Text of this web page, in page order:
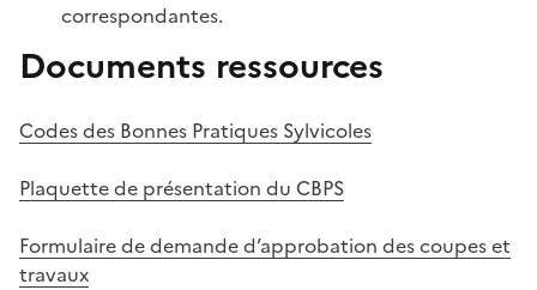
correspondantes.
Documents ressources
Codes des Bonnes Pratiques Sylvicoles
Plaquette de présentation du CBPS
Formulaire de demande d’approbation des coupes et
travaux